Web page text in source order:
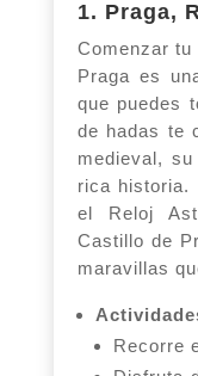
1. Praga,
Comenzar tu
Praga es
que puedes
de hadas te
medieval,
rica historia.
el Reloj
Castillo de
maravillas
Recorre